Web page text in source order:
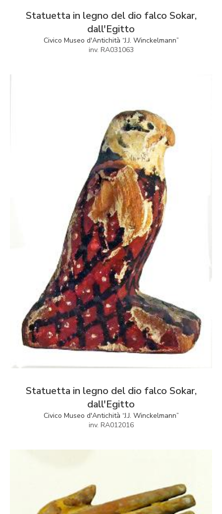
Statuetta in legno del dio falco Sokar,
dall'Egitto
Civico Museo d'Antichità “J.J. Winckelmann”
inv. RA031063
Statuetta in legno del dio falco Sokar,
dall'Egitto
Civico Museo d'Antichità “J.J. Winckelmann”
inv. RA012016